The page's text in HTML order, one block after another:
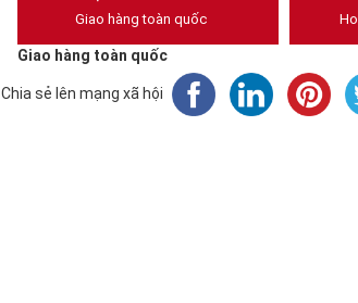
Giao hàng toàn quốc
Giao hàng toàn quốc
Chia sẻ lên mạng xã hội